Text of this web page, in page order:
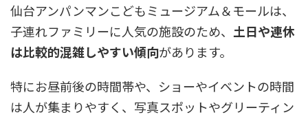
仙台アンパンマンこどもミュージアム＆モールは、
子連れファミリーに人気の施設のため、 土日や連休
は比較的混雑しやすい傾向があります。
特にお昼前後の時間帯や、ショーやイベントの時間
は人が集まりやすく、写真スポットやグリーティン